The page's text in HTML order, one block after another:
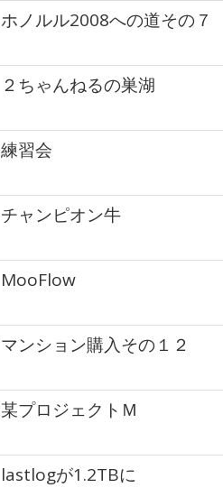
ホノルル2008への道その７
２ちゃんねるの巣湖
練習会
チャンピオン牛
MooFlow
マンション購入その１２
某プロジェクトＭ
lastlogが1.2TBに